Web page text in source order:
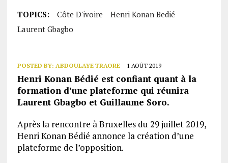
TOPICS: Côte D'ivoire
Henri Konan Bedié
Laurent Gbagbo
POSTED BY: ABDOULAYE TRAORE 1 AOÛT 2019
Henri Konan Bédié est confiant quant à la
formation d’une plateforme qui réunira
Laurent Gbagbo et Guillaume Soro.
Après la rencontre à Bruxelles du 29 juillet 2019,
Henri Konan Bédié annonce la création d’une
plateforme de l’opposition.